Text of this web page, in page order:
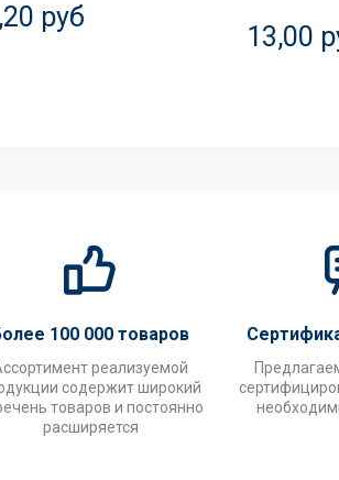
руб
13,00
100 000 товаров
реализуемой
содержит широкий
товаров и постоянно
расширяется